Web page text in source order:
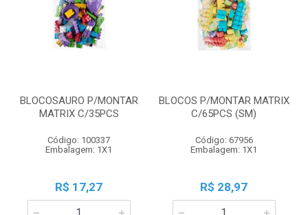
BLOCOSAURO P/MONTAR
MATRIX C/35PCS
Código: 100337
Embalagem: 1X1
R$ 17,27
BLOCOS P/MONTAR MATRIX
C/65PCS (SM)
Código: 67956
Embalagem: 1X1
R$ 28,97